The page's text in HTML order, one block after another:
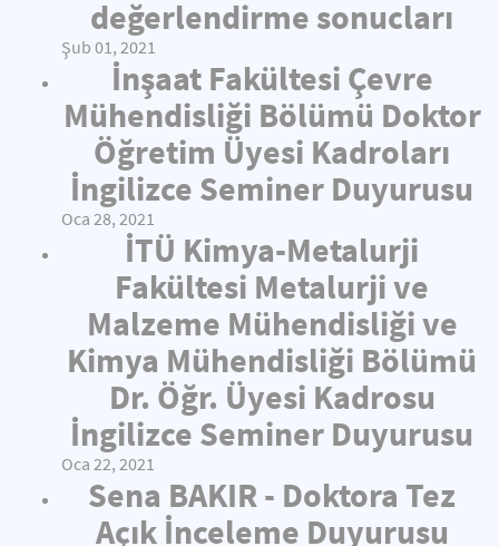
değerlendirme sonucları
Şub 01, 2021
İnşaat Fakültesi Çevre
Mühendisliği Bölümü Doktor
Öğretim Üyesi Kadroları
İngilizce Seminer Duyurusu
Oca 28, 2021
İTÜ Kimya-Metalurji
Fakültesi Metalurji ve
Malzeme Mühendisliği ve
Kimya Mühendisliği Bölümü
Dr. Öğr. Üyesi Kadrosu
İngilizce Seminer Duyurusu
Oca 22, 2021
Sena BAKIR - Doktora Tez
Açık İnceleme Duyurusu